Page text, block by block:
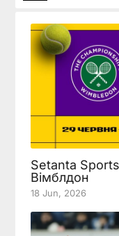
Setanta
Вімблдон
18 Jun, 2026